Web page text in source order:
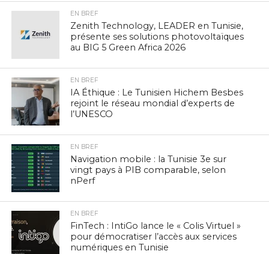
EN BREF
Zenith Technology, LEADER en Tunisie,
présente ses solutions photovoltaïques
au BIG 5 Green Africa 2026
EN BREF
IA Éthique : Le Tunisien Hichem Besbes
rejoint le réseau mondial d’experts de
l’UNESCO
EN BREF
Navigation mobile : la Tunisie 3e sur
vingt pays à PIB comparable, selon
nPerf
EN BREF
FinTech : IntiGo lance le « Colis Virtuel »
pour démocratiser l’accès aux services
numériques en Tunisie